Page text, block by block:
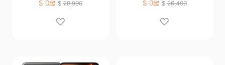
$ 0起 $ 29,990
$ 0起 $26,490